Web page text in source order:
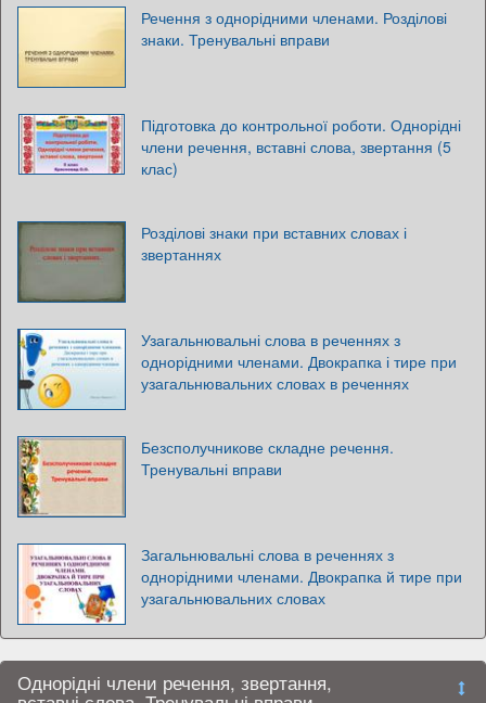
Речення з однорідними членами. Розділові
знаки. Тренувальні вправи
Підготовка до контрольної роботи. Однорідні
члени речення, вставні слова, звертання (5
клас)
Розділові знаки при вставних словах і
звертаннях
Узагальнювальні слова в реченнях з
однорідними членами. Двокрапка і тире при
узагальнювальних словах в реченнях
Безсполучникове складне речення.
Тренувальні вправи
Загальнювальні слова в реченнях з
однорідними членами. Двокрапка й тире при
узагальнювальних словах
Однорідні члени речення, звертання,